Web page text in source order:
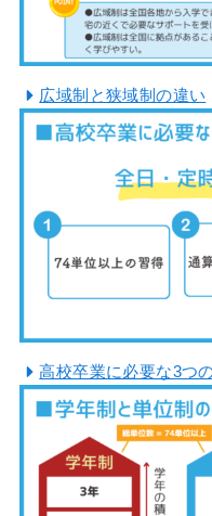
広域制と狭域制の違い
高校卒業に必要な3つ